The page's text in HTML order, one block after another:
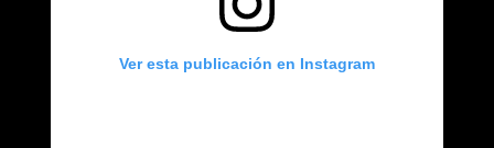
Ver esta publicación en Instagram